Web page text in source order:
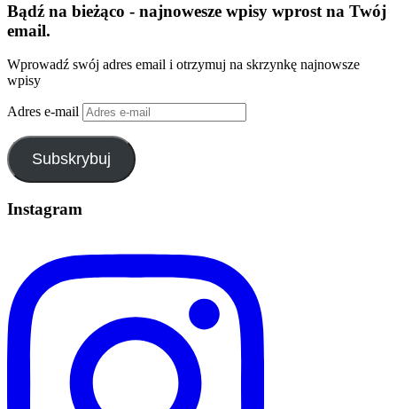
Bądź na bieżąco - najnowesze wpisy wprost na Twój
email.
Wprowadź swój adres email i otrzymuj na skrzynkę najnowsze
wpisy
Adres e-mail
Subskrybuj
Instagram